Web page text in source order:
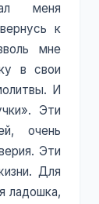
меня
к
мне
в свои
И
Эти
очень
Эти
Для
ладошка,